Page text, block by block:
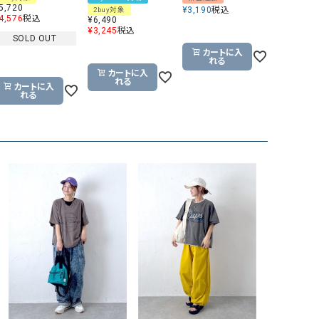
GO TO HOLLYWOOD（ゴートゥーハリウ
ッド）
tumugu:（ツムグ）
GOOD SPEED（グッドスピード）
GAIMO（ガイモ）
GRAMICCI（グラミチ）
USU GALLERY（ユーエス
（ｇ） （グラム）
Gives a sense of fullment +phenix（フェニックス）
HUNTER（ハンター） WILD THINGS（ワイルドシ
ICHI（イチ）
ILIMA（イリマ）
税込
SOLD OUT
カートに入
れる
2buy対象
¥6,490
¥3,245税込
カートに入
れる
¥3,190税込
カートに入
れる